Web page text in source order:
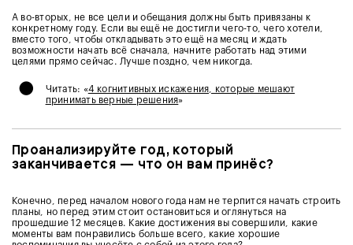
А во-вторых, не все цели и обещания должны быть привязаны к
конкретному году. Если вы ещё не достигли чего-то, чего хотели,
вместо того, чтобы откладывать это ещё на месяц и ждать
возможности начать всё сначала, начните работать над этими
целями прямо сейчас. Лучше поздно, чем никогда.
• Читать: «4 когнитивных искажения, которые мешают
принимать верные решения»
Проанализируйте год, который
заканчивается — что он вам принёс?
Конечно, перед началом нового года нам не терпится начать строить
планы, но перед этим стоит остановиться и оглянуться на
прошедшие 12 месяцев. Какие достижения вы совершили, какие
моменты вам понравились больше всего, какие хорошие